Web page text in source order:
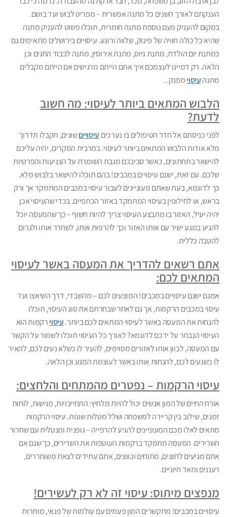
הענקתם לאורך השנים כל מתנה אפשרית – מפריט לבוש ועד בושם.
במקום להעניק פעם נוספת מתנה חומרית, תוכלו פשוט להעניק מתנה
שהיא כל כולה חוויה של פינוק, שלווה ורוגע. עיסויים בירושלים מתאימים גם
כמתנת יום הולדת, מתנת גיוס, מתנת אירוסין, מתנה לכבוד החגים וכן
הלאה. רק דמיינו לעצמכם איך אתם הייתם מרגישים אם הייתם מקבלים
מתנה עיסוי מפנק...
הלבוש המתאים ביותר לעיסוי: מה חשוב
לדעת?
לפני כניסתם אל חדר הטיפולים בו נערכים עיסוייםשונים, תקבלו תדרוך
מלא אודות הלבוש המתאים ביותר לעיסוי. במרבית המקרים, יהיה עליכם
להישאר בתחתונים, כאשר סביבכם מגבת השומרת על הצניעות והפרטיות
שלכם. עם זאת, ישנם עיסויים במכבים! בהם תוכלו להישאר בלבוש מלא.
כך לדוגמא, בעת שאתם מעוניינים לעבור עיסוי במכבים המתמקד אך ורק
בראש, או לחילופין בעיסוי המתמקד באזור הכתפיים. בכדי שהעיסוי אכן
יהיה יעיל, האזור בו מתבצע העיסוי צריך להיות חשוף – כך שהמעסה יוכל
להגיע במגע ישיר עם אותו האזור וכך להרפות אותו, לשחרר אותו ולגרום
להטבה כללית.
אתם רשאים להדריך את המעסה באשר לעיסוי
המתאים לכם:
אמנם ישנם עיסויים במכבים! המוצעים לכם – מהשבדי, דרך השיאצו ועד
עיסוי במכבים הרקמות, אך גם לאחר שבחרתם את סוג העיסוי, תוכלו
להנחות את המעסה באשר לעיסוי המתאים לכם ביותר. עיסוי רקמות הוא
העיסוי הנבחר על ידכם לדוגמא? לאורך כל העיסוי תוכלו לשמור על הקשר
עם המעסה, לכוון אותו לאזורים מסוימים, להעיר לו כשלא נעים לכם, להאיר
לו כשנעים לכם, להנחות אותו באשר לעוצמת המגע וכן הלאה.
עיסוי הרקמות – נפטרים מהמתחים והלחצים:
אורח החיים של המון אנשים יכול להיות מלחיץ: התחייבויות, פגישות, לוחות
זמנים, שילוב בין קריירה למשפחה ושלל מטלות שונות. עיסוי הרקמות
מתאים לאלו מכם המעוניינים להגיע להרפייה – גופנית ומנטלית עם שחרור
השרירים. המעסה מתמקד ברקמות העוטפות את השרירים, כך שגם אם
אתם מגיעים לחוצים, מתוחים וכווצים, אתם עתידים לצאת משוחררים,
רעננים ומאד חיוניים.
מנפצים מיתוס: עיסוי זה לא רק לעשירים!
עיסויים במכבים! מתקשרים המון פעמים עם עולמות של פנאי, מותרות